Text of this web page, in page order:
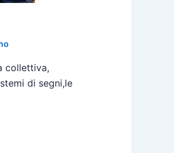
collettiva,
di segni,le